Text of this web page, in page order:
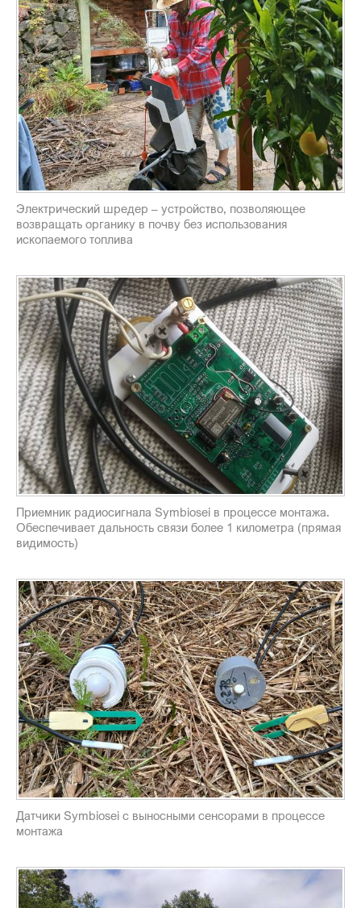
Электрический шредер – устройство, позволяющее
возвращать органику в почву без использования
ископаемого топлива
Приемник радиосигнала Symbiosei в процессе монтажа.
Обеспечивает дальность связи более 1 километра (прямая
видимость)
Датчики Symbiosei с выносными сенсорами в процессе
монтажа